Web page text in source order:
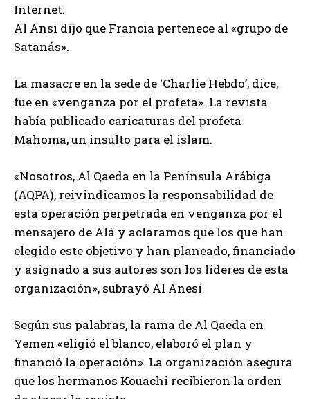
Internet.
Al Ansi dijo que Francia pertenece al «grupo de
Satanás».
La masacre en la sede de ‘Charlie Hebdo’, dice,
fue en «venganza por el profeta». La revista
había publicado caricaturas del profeta
Mahoma, un insulto para el islam.
«Nosotros, Al Qaeda en la Península Arábiga
(AQPA), reivindicamos la responsabilidad de
esta operación perpetrada en venganza por el
mensajero de Alá y aclaramos que los que han
elegido este objetivo y han planeado, financiado
y asignado a sus autores son los líderes de esta
organización», subrayó Al Anesi
Según sus palabras, la rama de Al Qaeda en
Yemen «eligió el blanco, elaboró el plan y
financió la operación». La organización asegura
que los hermanos Kouachi recibieron la orden